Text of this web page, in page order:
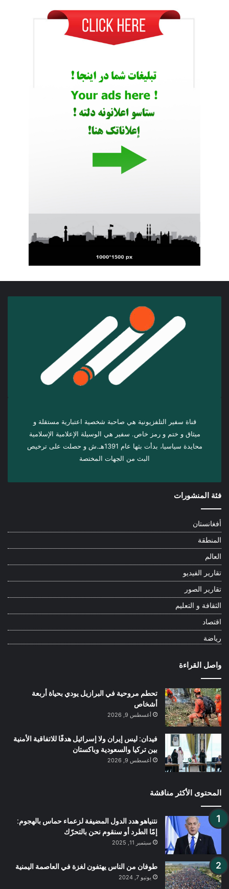
قناة سفير التلفزيونية هي صاحبة شخصية اعتبارية مستقلة و
ميثاق و ختم و رمز خاص. سفیر هي الوسيلة الإعلامية الإسلامية
محايدة سياسيا، بدأت بثها عام 1391هـ.ش و حصلت على ترخيص
البث من الجهات المختصة
فئة المنشورات
أفغانستان
المنطقة
العالم
تقارير الفيديو
تقارير الصور
الثقافة و التعليم
اقتصاد
رياضة
واصل القراءة
تحطم مروحية في البرازيل يودي بحياة أربعة
أشخاص
أغسطس 9, 2026
فيدان: ليس إيران ولا إسرائيل هدفًا للاتفاقية الأمنية
بين تركيا والسعودية وباكستان
أغسطس 9, 2026
المحتوى الأكثر مناقشة
نتنياهو هدد الدول المضيفة لزعماء حماس بالهجوم:
إمّا الطرد أو سنقوم نحن بالتحرّك
سبتمبر 11, 2025
طوفان من الناس يهتفون لغزة في العاصمة اليمنية
يونيو 7, 2024